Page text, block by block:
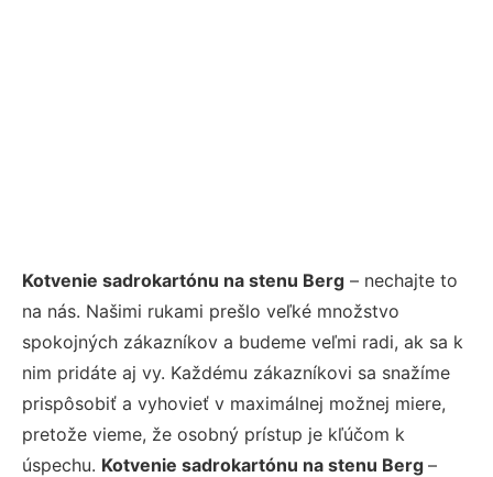
Kotvenie sadrokartónu na stenu Berg – nechajte to
na nás. Našimi rukami prešlo veľké množstvo
spokojných zákazníkov a budeme veľmi radi, ak sa k
nim pridáte aj vy. Každému zákazníkovi sa snažíme
prispôsobiť a vyhovieť v maximálnej možnej miere,
pretože vieme, že osobný prístup je kľúčom k
úspechu. Kotvenie sadrokartónu na stenu Berg –